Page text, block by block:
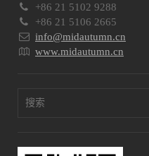
+86 21 5102 9288
+86 21 5106 2665
info@midautumn.cn
www.midautumn.cn